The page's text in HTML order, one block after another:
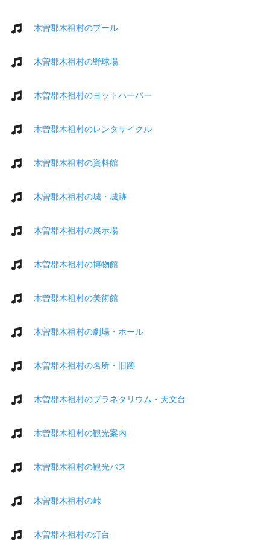
木曽郡木祖村のプール
木曽郡木祖村の野球場
木曽郡木祖村のヨットハーバー
木曽郡木祖村のレンタサイクル
木曽郡木祖村の資料館
木曽郡木祖村の城・城跡
木曽郡木祖村の展示場
木曽郡木祖村の博物館
木曽郡木祖村の美術館
木曽郡木祖村の劇場・ホール
木曽郡木祖村の名所・旧跡
木曽郡木祖村のプラネタリウム・天文台
木曽郡木祖村の観光案内
木曽郡木祖村の観光バス
木曽郡木祖村の峠
木曽郡木祖村の灯台